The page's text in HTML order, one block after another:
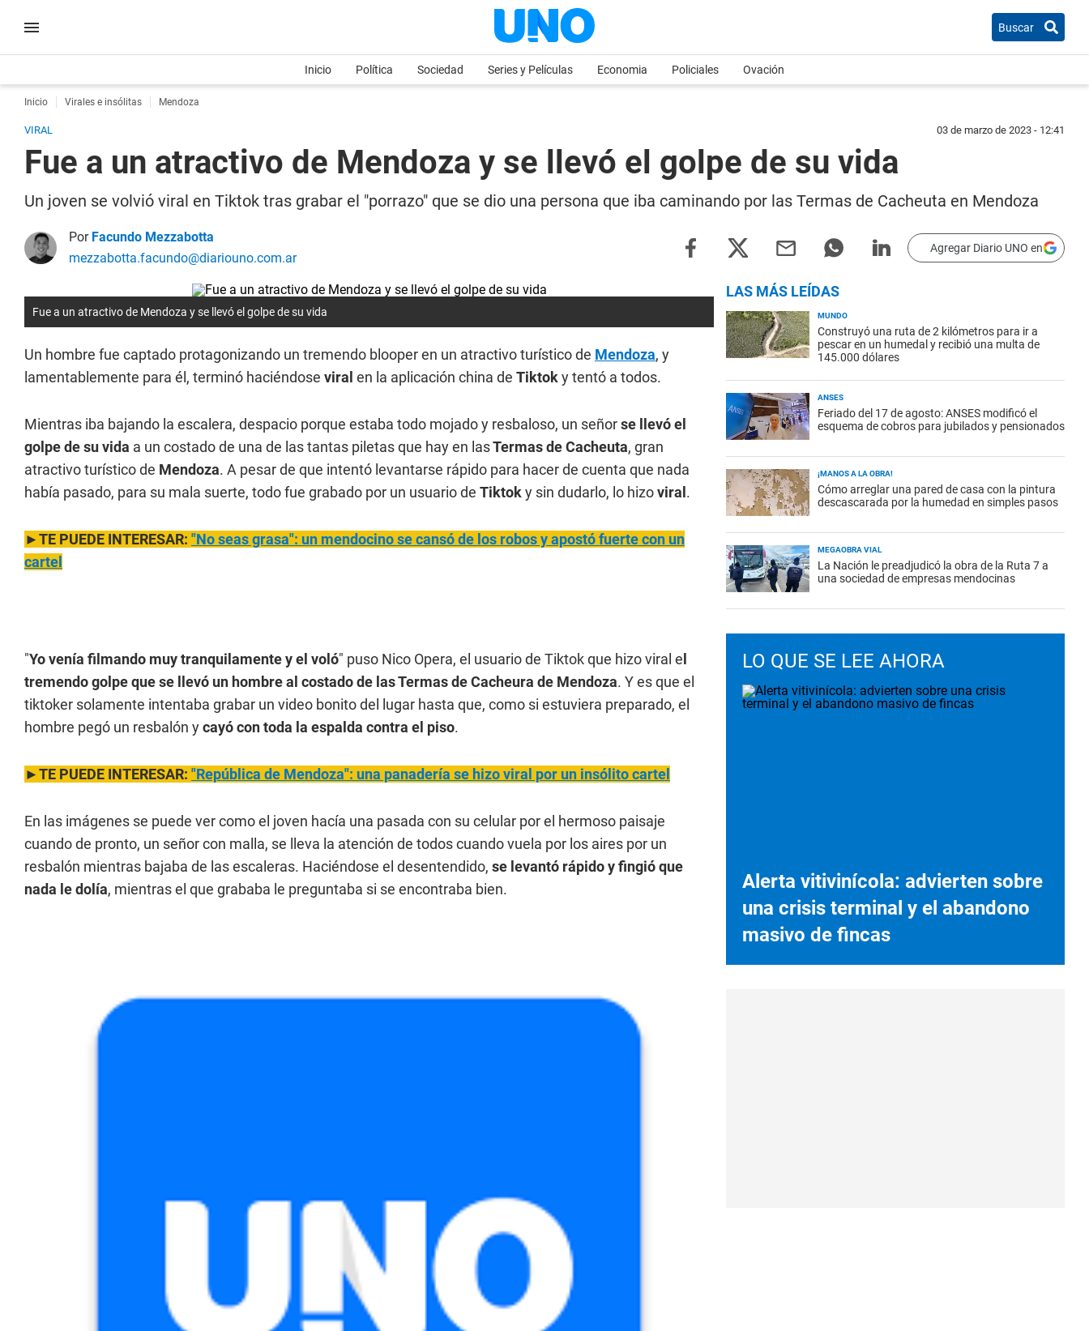
Buscar
Inicio Política Sociedad Series y Películas Economia Policiales Ovación
Inicio Virales e insólitas Mendoza
VIRAL 03 de marzo de 2023 - 12:41
Fue a un atractivo de Mendoza y se llevó el golpe de su vida
Un joven se volvió viral en Tiktok tras grabar el "porrazo" que se dio una persona que iba caminando por las Termas de Cacheuta en Mendoza
Por Facundo Mezzabotta
mezzabotta.facundo@diariouno.com.ar
Agregar Diario UNO en
Fue a un atractivo de Mendoza y se llevó el golpe de su vida
Un hombre fue captado protagonizando un tremendo blooper en un atractivo turístico de Mendoza, y
lamentablemente para él, terminó haciéndose viral en la aplicación china de Tiktoky tentó a todos.
Mientras iba bajando la escalera, despacio porque estaba todo mojado y resbaloso, un señorse llevó el
golpe de su vida a un costado de una de las tantas piletas que hay en lasTermas de Cacheuta, gran
atractivo turístico de Mendoza. A pesar de que intentó levantarse rápido para hacer de cuenta que nada
había pasado, para su mala suerte, todo fue grabado por un usuario de Tiktoky sin dudarlo, lo hizoviral .
►TE PUEDE INTERESAR: "No seas grasa": un mendocino se cansó de los robos y apostó fuerte con un
cartel
"Yo venía filmando muy tranquilamente y el voló" puso Nico Opera, el usuario de Tiktok que hizo viral e
tremendo golpe que se llevó un hombre al costado de las Termas de Cacheura de Mendoza. Y es que el
tiktoker solamente intentaba grabar un video bonito del lugar hasta que, como si estuviera preparado, el
hombre pegó un resbalón ycayó con toda la espalda contra el piso.
►TE PUEDE INTERESAR: "República de Mendoza": una panadería se hizo viral por un insólito cartel
En las imágenes se puede ver como el joven hacía una pasada con su celular por el hermoso paisaje
cuando de pronto, un señor con malla, se lleva la atención de todos cuando vuela por los aires por un
resbalón mientras bajaba de las escaleras. Haciéndose el desentendido, se levantó rápido y fingió que
nada le dolía, mientras el que grababa le preguntaba si se encontraba bien.
LAS MÁS LEÍDAS
MUNDO
Construyó una ruta de 2 kilómetros para ir a
pescar en un humedal y recibió una multa de
145.000 dólares
ANSES
Feriado del 17 de agosto: ANSES modificó el
esquema de cobros para jubilados y pensionados
¡MANOS A LA OBRA!
Cómo arreglar una pared de casa con la pintura
descascarada por la humedad en simples pasos
MEGAOBRA VIAL
La Nación le preadjudicó la obra de la Ruta 7 a
una sociedad de empresas mendocinas
LO QUE SE LEE AHORA
Alerta vitivinícola: advierten sobre
una crisis terminal y el abandono
masivo de fincas